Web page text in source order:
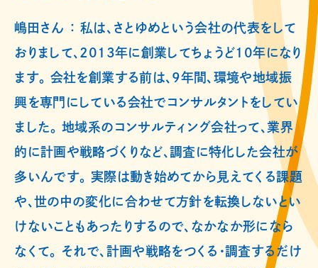
嶋田さん ： 私は、さとゆめという会社の代表をして
おりまして、2013年に創業してちょうど10年になり
ます。 会社を創業する前は、9年間、環境や地域振
興を専門にしている会社でコンサルタントをしてい
ました。 地域系のコンサルティング会社って、業界
的に計画や戦略づくりなど、調査に特化した会社が
多いんです。 実際は動き始めてから見えてくる課題
や、世の中の変化に合わせて方針を転換しないとい
けないこともあったりするので、なかなか形になら
なくて。 それで、計画や戦略をつくる・調査するだけ